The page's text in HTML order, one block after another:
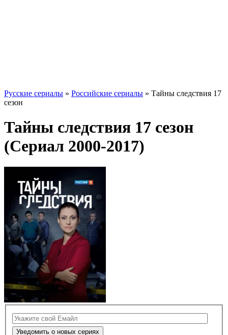
Русские сериалы » Российские сериалы » Тайны следствия 17
сезон
Тайны следствия 17 сезон
(Сериал 2000-2017)
Уведомить о новых сериях